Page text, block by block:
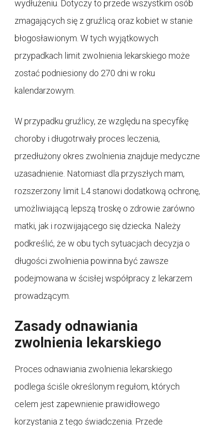
wydłużeniu. Dotyczy to przede wszystkim osób
zmagających się z gruźlicą oraz kobiet w stanie
błogosławionym. W tych wyjątkowych
przypadkach limit zwolnienia lekarskiego może
zostać podniesiony do 270 dni w roku
kalendarzowym.
W przypadku gruźlicy, ze względu na specyfikę
choroby i długotrwały proces leczenia,
przedłużony okres zwolnienia znajduje medyczne
uzasadnienie. Natomiast dla przyszłych mam,
rozszerzony limit L4 stanowi dodatkową ochronę,
umożliwiającą lepszą troskę o zdrowie zarówno
matki, jak i rozwijającego się dziecka. Należy
podkreślić, że w obu tych sytuacjach decyzja o
długości zwolnienia powinna być zawsze
podejmowana w ścisłej współpracy z lekarzem
prowadzącym.
Zasady odnawiania
zwolnienia lekarskiego
Proces odnawiania zwolnienia lekarskiego
podlega ściśle określonym regułom, których
celem jest zapewnienie prawidłowego
korzystania z tego świadczenia. Przede